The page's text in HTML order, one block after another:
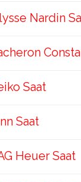
Nardin
Saat
Saat
Heuer Saat